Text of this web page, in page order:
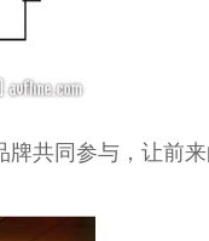
牌共同参与，让前